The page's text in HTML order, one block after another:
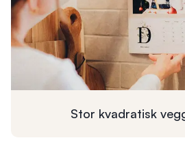
Stor kvadratisk